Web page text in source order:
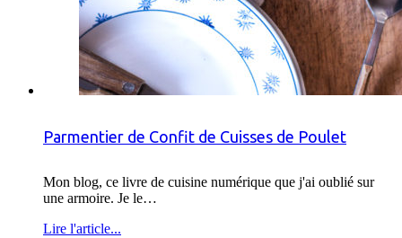
Parmentier de Confit de Cuisses de Poulet
Mon blog, ce livre de cuisine numérique que j'ai oublié sur
une armoire. Je le…
Lire l'article...